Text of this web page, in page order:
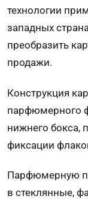
технологии
западных
преобразить
продажи.
Конструкция
парфюмерного
нижнего бокса,
фиксации
Парфюмерную
в стеклянные,